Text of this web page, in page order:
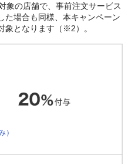
象の店舗で、事前注文サービス
た場合も同様、本キャンペーン
象となります（※2）。
）